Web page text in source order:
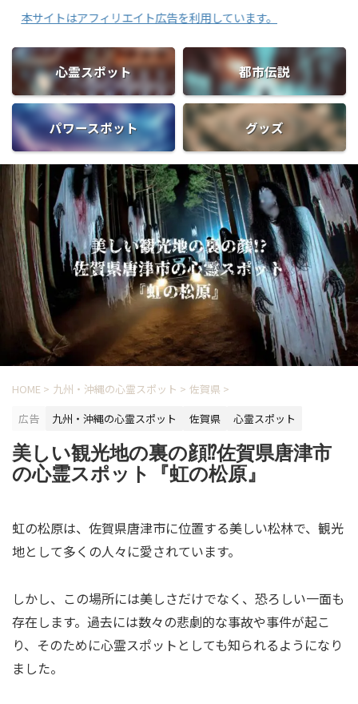
はアフィリエイト広告を利用しています。
心霊スポット 都市伝説
パワースポット グッズ
HOME > 九州・沖縄の心霊スポット > 佐賀県 >
広告
九州・沖縄の心霊スポット 佐賀県 心霊スポット
美しい観光地の裏の顔⁉佐賀県唐津市
の心霊スポット『虹の松原』
虹の松原は、佐賀県唐津市に位置する美しい松林で、観光
地として多くの人々に愛されています。
しかし、この場所には美しさだけでなく、恐ろしい一面も
存在します。過去には数々の悲劇的な事故や事件が起こ
り、そのために心霊スポットとしても知られるようになり
ました。